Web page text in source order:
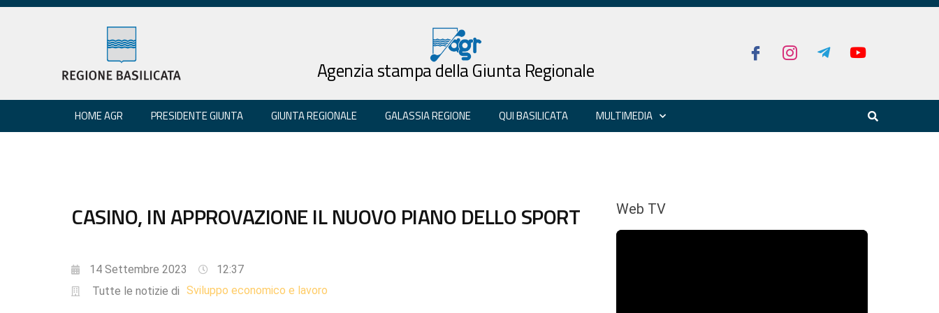
Agenzia stampa della Giunta Regionale
HOME AGR PRESIDENTE GIUNTA GIUNTA REGIONALE GALASSIA REGIONE QUI BASILICATA MULTIMEDIA
CASINO, IN APPROVAZIONE IL NUOVO PIANO DELLO SPORT
14 Settembre 2023
12:37
Tutte le notizie di Sviluppo economico e lavoro
Web TV